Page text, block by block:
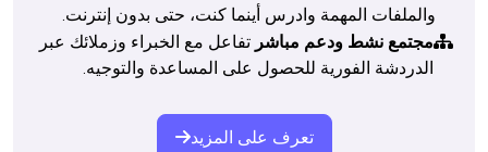
والملفات المهمة وادرس أينما كنت، حتى بدون إنترنت.
مجتمع نشط ودعم مباشر تفاعل مع الخبراء وزملائك عبر
الدردشة الفورية للحصول على المساعدة والتوجيه.
تعرف على المزيد